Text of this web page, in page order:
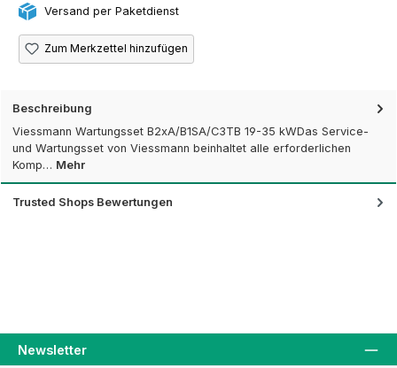
Versand per Paketdienst
Zum Merkzettel hinzufügen
Beschreibung
Viessmann Wartungsset B2xA/B1SA/C3TB 19-35 kWDas Service-
und Wartungsset von Viessmann beinhaltet alle erforderlichen
Komp… Mehr
Trusted Shops Bewertungen
Newsletter